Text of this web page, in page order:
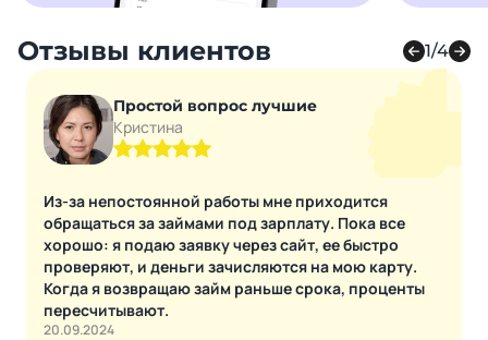
Отзывы клиентов 1/4
Простой вопрос лучшие
Кристина
Из-за непостоянной работы мне приходится
обращаться за займами под зарплату. Пока все
хорошо: я подаю заявку через сайт, ее быстро
проверяют, и деньги зачисляются на мою карту.
Когда я возвращаю займ раньше срока, проценты
пересчитывают.
20.09.2024